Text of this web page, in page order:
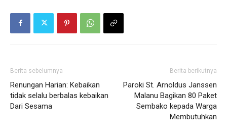
Berita sebelumnya
Renungan Harian: Kebaikan
tidak selalu berbalas kebaikan
Dari Sesama
Berita berikutnya
Paroki St. Arnoldus Janssen
Malanu Bagikan 80 Paket
Sembako kepada Warga
Membutuhkan